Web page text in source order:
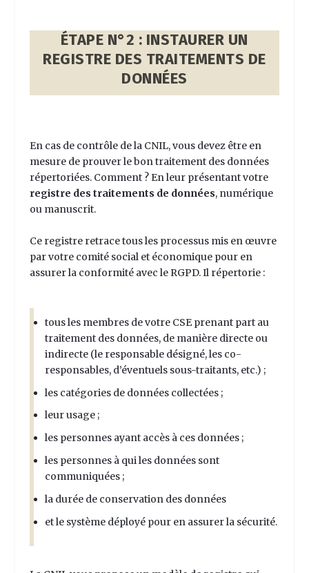
ÉTAPE N°2 : INSTAURER UN
REGISTRE DES TRAITEMENTS DE
DONNÉES
En cas de contrôle de la CNIL, vous devez être en
mesure de prouver le bon traitement des données
répertoriées. Comment ? En leur présentant votre
registre des traitements de données, numérique
ou manuscrit.
Ce registre retrace tous les processus mis en œuvre
par votre comité social et économique pour en
assurer la conformité avec le RGPD. Il répertorie :
tous les membres de votre CSE prenant part au
traitement des données, de manière directe ou
indirecte (le responsable désigné, les co-
responsables, d’éventuels sous-traitants, etc.) ;
les catégories de données collectées ;
leur usage ;
les personnes ayant accès à ces données ;
les personnes à qui les données sont
communiquées ;
la durée de conservation des données
et le système déployé pour en assurer la sécurité.